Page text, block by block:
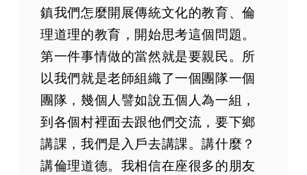
鎮我們怎麼開展傳統文化的教育、倫
理道理的教育，開始思考這個問題。
第一件事情做的當然就是要親民。所
以我們就是老師組織了一個團隊一個
團隊，幾個人譬如說五個人為一組，
到各個村裡面去跟他們交流，要下鄉
講課，我們是入戶去講課。講什麼？
講倫理道德。我相信在座很多的朋友